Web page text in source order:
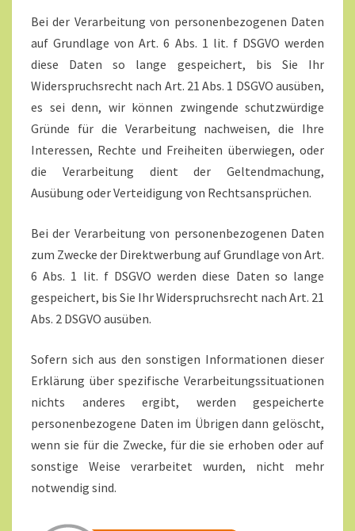
Bei der Verarbeitung von personenbezogenen Daten
auf Grundlage von Art. 6 Abs. 1 lit. f DSGVO werden
diese Daten so lange gespeichert, bis Sie Ihr
Widerspruchsrecht nach Art. 21 Abs. 1 DSGVO ausüben,
es sei denn, wir können zwingende schutzwürdige
Gründe für die Verarbeitung nachweisen, die Ihre
Interessen, Rechte und Freiheiten überwiegen, oder
die Verarbeitung dient der Geltendmachung,
Ausübung oder Verteidigung von Rechtsansprüchen.
Bei der Verarbeitung von personenbezogenen Daten
zum Zwecke der Direktwerbung auf Grundlage von Art.
6 Abs. 1 lit. f DSGVO werden diese Daten so lange
gespeichert, bis Sie Ihr Widerspruchsrecht nach Art. 21
Abs. 2 DSGVO ausüben.
Sofern sich aus den sonstigen Informationen dieser
Erklärung über spezifische Verarbeitungssituationen
nichts anderes ergibt, werden gespeicherte
personenbezogene Daten im Übrigen dann gelöscht,
wenn sie für die Zwecke, für die sie erhoben oder auf
sonstige Weise verarbeitet wurden, nicht mehr
notwendig sind.